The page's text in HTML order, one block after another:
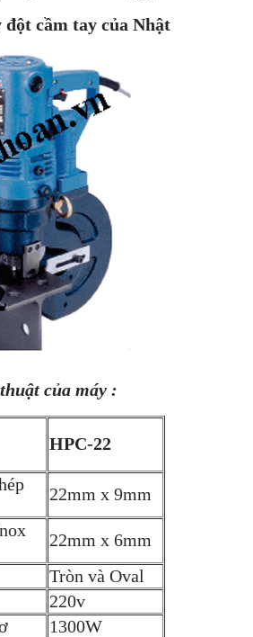
cầm tay của Nhật
của máy :
HPC-22
22mm x 9mm
22mm x 6mm
Tròn và Oval
220v
1300W